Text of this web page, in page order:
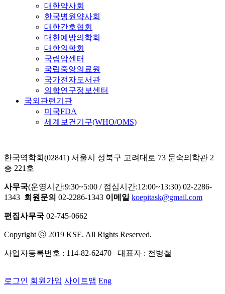
대한약사회
한국병원약사회
대한간호협회
대한예방의학회
대한의학회
국립암센터
국립중앙의료원
국가전자도서관
의학연구정보센터
국외관련기관
미국FDA
세계보건기구(WHO/OMS)
한국역학회(02841) 서울시 성북구 고려대로 73 문숙의학관 2
층 221호
사무국(운영시간:9:30~5:00 / 점심시간:12:00~13:30) 02-2286-
1343 회원문의 02-2286-1343 이메일 koepitask@gmail.com
편집사무국 02-745-0662
Copyright ⓒ 2019 KSE. All Rights Reserved.
사업자등록번호 : 114-82-62470 대표자 : 천병철
로그인 회원가입 사이트맵 Eng